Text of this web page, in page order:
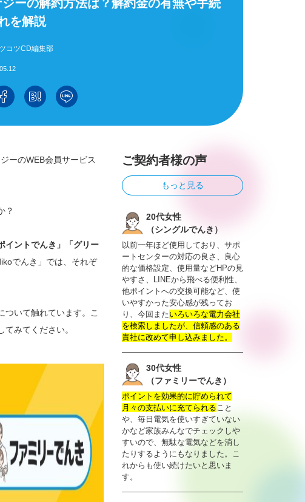
ーの解約方法は？解約金の有無や手続
を解説
コツCD編集部
ーのWEB会員サービス
？
イントでんき」「グリー
でんき」では、それぞ
ついて触れています。こ
みてください。
ご契約者様の声
もっと見る
20代女性
（シングルでんき）
以前一年ほど使用しており、サポ
ートセンターの対応の良さ、良心
的な価格設定、使用量などHPの見
やすさ、LINEから飛べる便利性、
他ポイントへの交換可能など、使
いやすかった安心感が残ってお
り、今回またいろいろな電力会社
を検索しましたが、信頼感のある
貴社に改めて申し込みました。
30代女性
（ファミリーでんき）
ポイントを効果的に貯められて
月々の支払いに充てられること
や、毎日電気を使いすぎていない
かなど家族みんなでチェックしや
すいので、無駄な電気などを消し
たりするようにもなりました。こ
れからも使い続けたいと思いま
す。